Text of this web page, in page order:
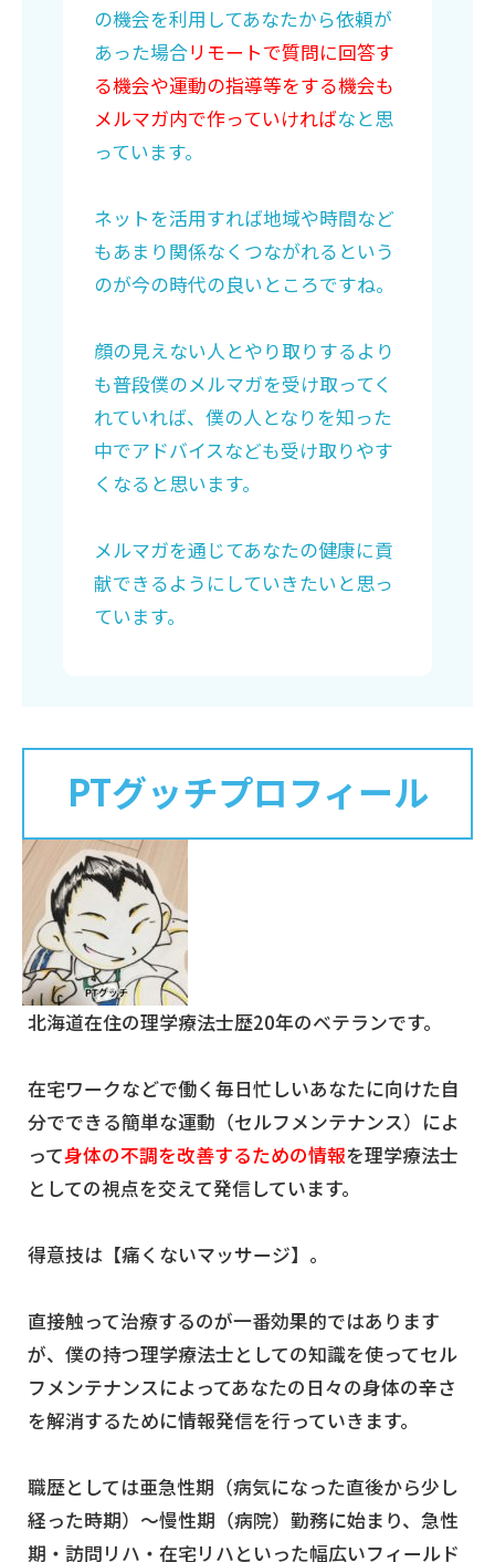
の機会を利用してあなたから依頼が
あった場合リモートで質問に回答す
る機会や運動の指導等をする機会も
メルマガ内で作っていければなと思
っています。
ネットを活用すれば地域や時間など
もあまり関係なくつながれるという
のが今の時代の良いところですね。
顔の見えない人とやり取りするより
も普段僕のメルマガを受け取ってく
れていれば、僕の人となりを知った
中でアドバイスなども受け取りやす
くなると思います。
メルマガを通じてあなたの健康に貢
献できるようにしていきたいと思っ
ています。
PTグッチプロフィール
北海道在住の理学療法士歴20年のベテランです。
在宅ワークなどで働く毎日忙しいあなたに向けた自
分でできる簡単な運動（セルフメンテナンス）によ
って身体の不調を改善するための情報を理学療法士
としての視点を交えて発信しています。
得意技は【痛くないマッサージ】。
直接触って治療するのが一番効果的ではあります
が、僕の持つ理学療法士としての知識を使ってセル
フメンテナンスによってあなたの日々の身体の辛さ
を解消するために情報発信を行っていきます。
職歴としては亜急性期（病気になった直後から少し
経った時期）～慢性期（病院）勤務に始まり、急性
期・訪問リハ・在宅リハといった幅広いフィールド